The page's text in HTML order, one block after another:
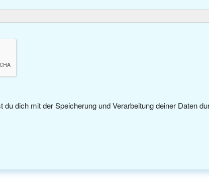
dich mit der Speicherung und Verarbeitung deiner Daten